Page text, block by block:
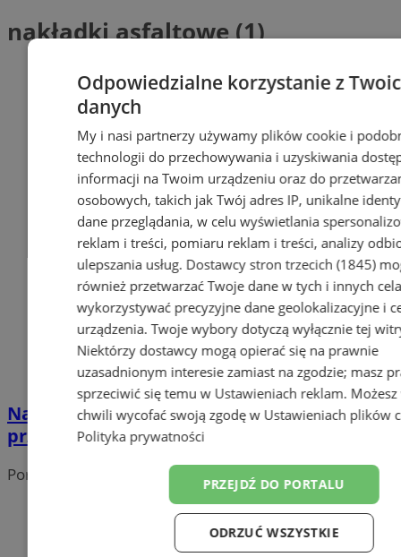
nakładki asfaltowe (1)
Nakładki asfaltowe na osiedlu 1 Maja: trwa
przetarg na modernizację dróg
Portal należy do sieci
Odpowiedzialne korzystanie z
danych
My i nasi partnerzy używamy plików cookie i
technologii do przechowywania i uzyskiwania
informacji na Twoim urządzeniu oraz do
osobowych, takich jak Twój adres IP, unikalne
dane przeglądania, w celu wyświetlania
reklam i treści, pomiaru reklam i treści, analizy
ulepszania usług. Dostawcy stron trzecich (1845)
również przetwarzać Twoje dane w tych i innych
wykorzystywać precyzyjne dane geolokalizacyjne i
urządzenia. Twoje wybory dotyczą wyłącznie tej
Niektórzy dostawcy mogą opierać się na prawnie
uzasadnionym interesie zamiast na zgodzie; masz
sprzeciwić się temu w Ustawieniach reklam.
chwili wycofać swoją zgodę w Ustawieniach plików
Polityka prywatności
PRZEJDŹ DO PORTALU
ODRZUĆ WSZYSTKIE